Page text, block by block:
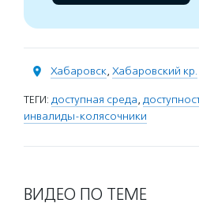
Хабаровск, Хабаровский кр.
ТЕГИ: доступная среда,
инвалиды-колясочники
ВИДЕО ПО ТЕМЕ